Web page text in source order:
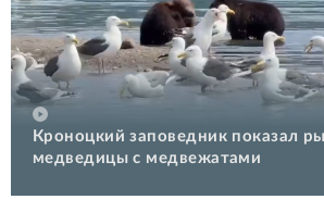
Кроноцкий заповедник показал
медведицы с медвежатами